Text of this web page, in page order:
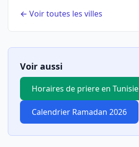
← Voir toutes les villes
Voir aussi
Horaires de priere en Tunisie
Calendrier Ramadan 2026